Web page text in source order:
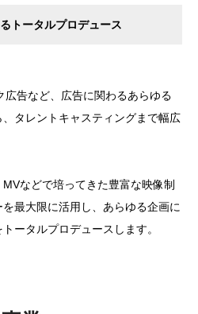
トータルプロデュース
告など、広告に関わるあらゆる
タレントキャスティングまで幅広
などで培ってきた豊富な映像制
最大限に活用し、あらゆる企画に
ータルプロデュースします。